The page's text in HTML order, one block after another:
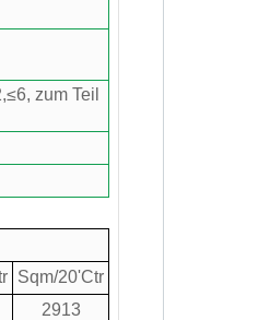
zum Teil
Sqm/20'Ctr
2913